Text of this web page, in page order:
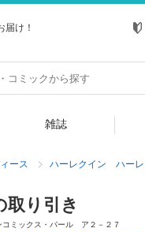
け！
雑誌
ース ハーレクイン ハーレ
取り引き
コミックス・パール ア２－２７